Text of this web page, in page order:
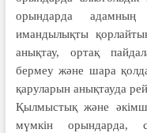
орындарда адам­ның
имандылықты
анықтау, ортақ
бермеу және шара
қаруларын анықтауда
Қылмыстық және
мүм­кін орындарда,